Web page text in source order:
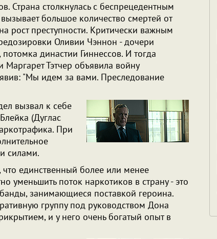
Страна столкнулась с беспрецедентным
большое количество смертей от
рост преступности. Критически важным
Оливии Чэннон - дочери
династии Гиннессов. И тогда
Тэтчер объявила войну
"Мы идем за вами. Преследование
вызвал к себе
(Дуглас
При
силами.
единственный более или менее
уменьшить поток наркотиков в страну - это
занимающиеся поставкой героина.
группу под руководством Дона
и у него очень богатый опыт в